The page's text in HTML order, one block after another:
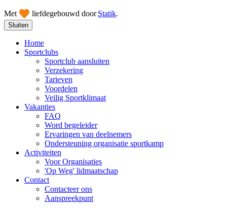
Met liefdegebouwd door Statik.
Sluiten
Home
Sportclubs
Sportclub aansluiten
Verzekering
Tarieven
Voordelen
Veilig Sportklimaat
Vakanties
FAQ
Word begeleider
Ervaringen van deelnemers
Ondersteuning organisatie sportkamp
Activiteiten
Voor Organisaties
'Op Weg' lidmaatschap
Contact
Contacteer ons
Aanspreekpunt